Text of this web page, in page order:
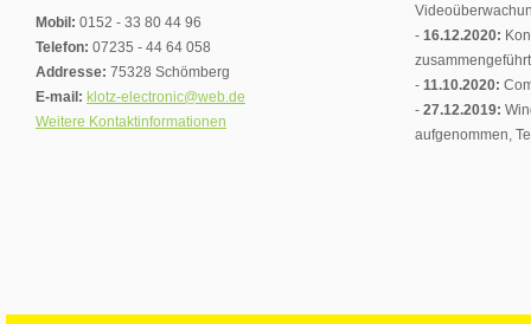
Mobil: 0152 - 33 80 44 96
Telefon: 07235 - 44 64 058
Addresse: 75328 Schömberg
E-mail: klotz-electronic@web.de
Weitere Kontaktinformationen
- 16.12.2020:
- 11.10.2020:
- 27.12.2019:
aufgenommen,